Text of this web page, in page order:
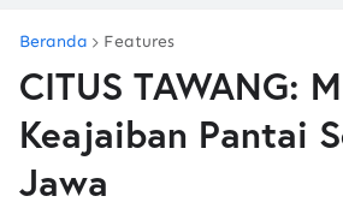
Beranda Features
CITUS TAWANG:
Keajaiban Pantai
Jawa